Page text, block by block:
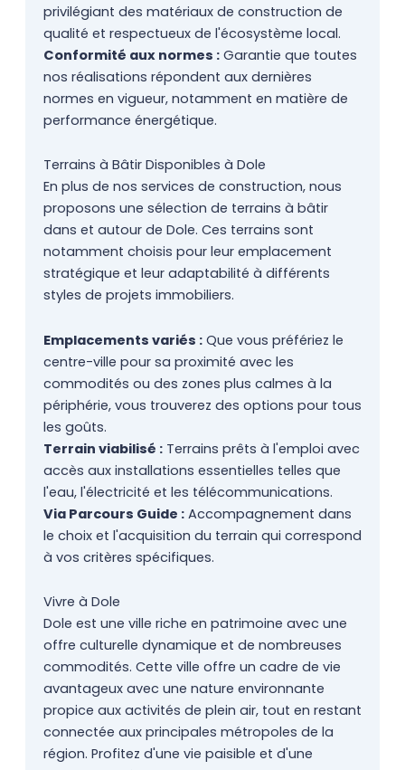
privilégiant des matériaux de construction de
qualité et respectueux de l'écosystème local.
Conformité aux normes :Garantie que toutes
nos réalisations répondent aux dernières
normes en vigueur, notamment en matière de
performance énergétique.
Terrains à Bâtir Disponibles à Dole
En plus de nos services de construction, nous
proposons une sélection de terrains à bâtir
dans et autour de Dole. Ces terrains sont
notamment choisis pour leur emplacement
stratégique et leur adaptabilité à différents
styles de projets immobiliers.
Emplacements variés :Que vous préfériez le
centre-ville pour sa proximité avec les
commodités ou des zones plus calmes à la
périphérie, vous trouverez des options pour tous
les goûts.
Terrain viabilisé :Terrains prêts à l'emploi avec
accès aux installations essentielles telles que
l'eau, l'électricité et les télécommunications.
Via Parcours Guide :Accompagnement dans
le choix et l'acquisition du terrain qui correspond
à vos critères spécifiques.
Vivre à Dole
Dole est une ville riche en patrimoine avec une
offre culturelle dynamique et de nombreuses
commodités. Cette ville offre un cadre de vie
avantageux avec une nature environnante
propice aux activités de plein air, tout en restant
connectée aux principales métropoles de la
région. Profitez d'une vie paisible et d'une